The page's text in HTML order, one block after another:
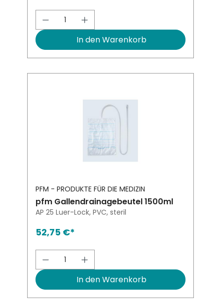
Produkt Anzahl: Gib den
In den Warenkorb
PFM - PRODUKTE FÜR DIE MEDIZIN
pfm Gallendrainagebeutel 1500ml
AP 25 Luer-Lock, PVC, steril
52,75 €*
Produkt Anzahl: Gib den
In den Warenkorb